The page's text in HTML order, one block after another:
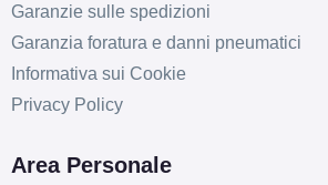
Garanzie sulle spedizioni
Garanzia foratura e danni pneumatici
Informativa sui Cookie
Privacy Policy
Area Personale